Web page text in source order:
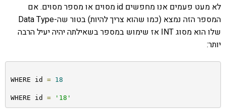
לא מעט פעמים אנו מחפשים id מסוים או מספר מסוים. אם
המספר הזה נמצא (כמו שהוא צריך להיות) בטור שה-Data Type
שלו הוא מסוג INT אז שימוש במספר בשאילתה יהיה יעיל הרבה
יותר:
WHERE id = 18
WHERE id = '18'